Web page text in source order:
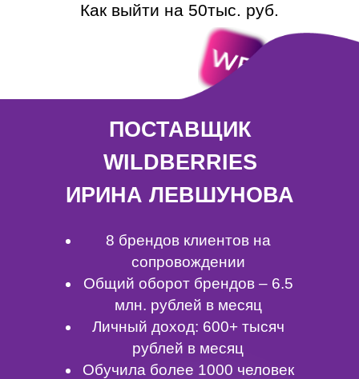
Как выйти на 50тыс. руб.
ПОСТАВЩИК
WILDBERRIES
ИРИНА ЛЕВШУНОВА
8 брендов клиентов на
сопровождении
Общий оборот брендов – 6.5
млн. рублей в месяц
Личный доход: 600+ тысяч
рублей в месяц
Обучила более 1000 человек